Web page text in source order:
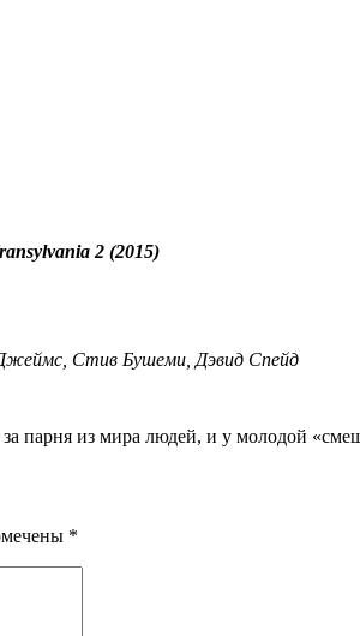
2 (2015)
Стив Бушеми, Дэвид Спейд
парня из мира людей, и у молодой
*